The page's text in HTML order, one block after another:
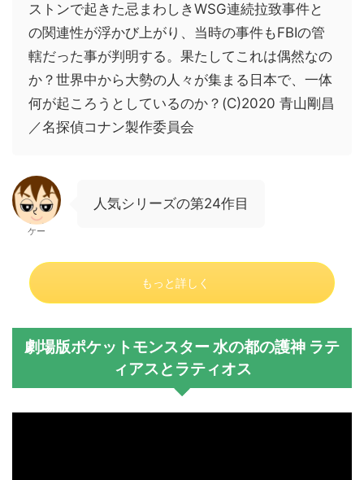
ストンで起きた忌まわしきWSG連続拉致事件と
の関連性が浮かび上がり、当時の事件もFBIの管
轄だった事が判明する。果たしてこれは偶然なの
か？世界中から大勢の人々が集まる日本で、一体
何が起ころうとしているのか？(C)2020 青山剛昌
／名探偵コナン製作委員会
ケー
人気シリーズの第24作目
もっと詳しく
劇場版ポケットモンスター 水の都の護神 ラテ
ィアスとラティオス